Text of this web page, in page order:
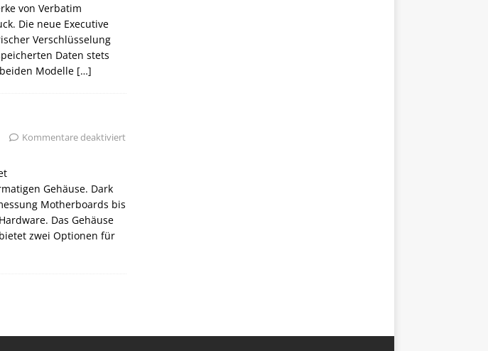
von Verbatim
Die neue Executive
Verschlüsselung
Daten stets
Modelle […]
Kommentare deaktiviert
Gehäuse. Dark
Motherboards bis
Das Gehäuse
zwei Optionen für